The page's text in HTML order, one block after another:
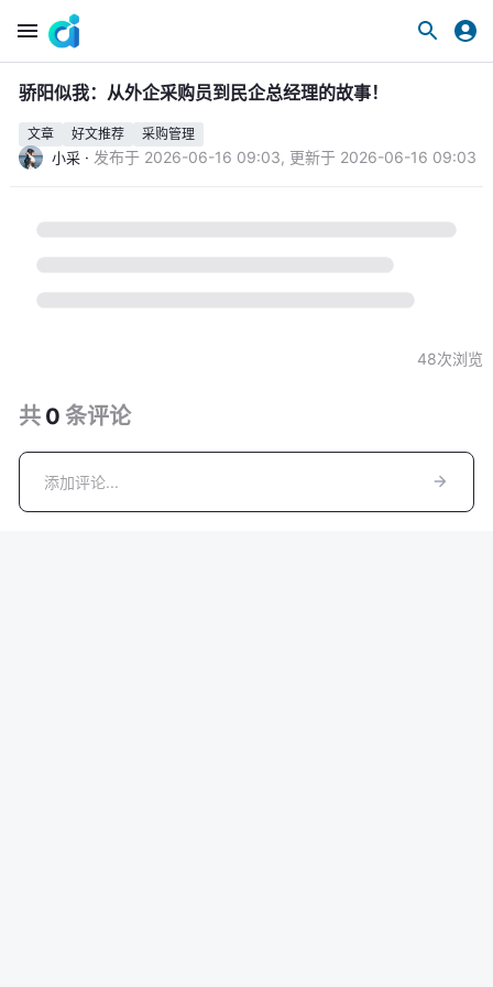
骄阳似我：从外企采购员到民企总经理的故事！
文章 好文推荐 采购管理
小采 · 发布于 2026-06-16 09:03, 更新于 2026-06-16 09:03
48次浏览
共 0 条评论